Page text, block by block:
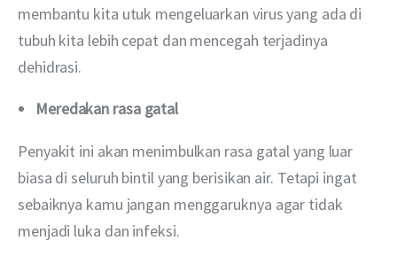
membantu kita utuk mengeluarkan virus yang ada di
tubuh kita lebih cepat dan mencegah terjadinya
dehidrasi.
Meredakan rasa gatal
Penyakit ini akan menimbulkan rasa gatal yang luar
biasa di seluruh bintil yang berisikan air. Tetapi ingat
sebaiknya kamu jangan menggaruknya agar tidak
menjadi luka dan infeksi.